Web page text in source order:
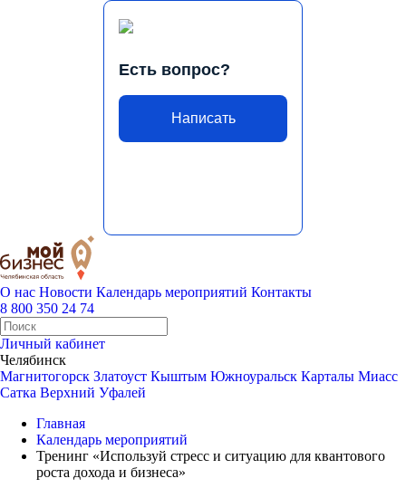
Есть вопрос?
Написать
О нас Новости Календарь мероприятий Контакты
8 800 350 24 74
Личный кабинет
Челябинск
Магнитогорск Златоуст Кыштым Южноуральск Карталы Миасс
Сатка Верхний Уфалей
Главная
Календарь мероприятий
Тренинг «Используй стресс и ситуацию для квантового
роста дохода и бизнеса»